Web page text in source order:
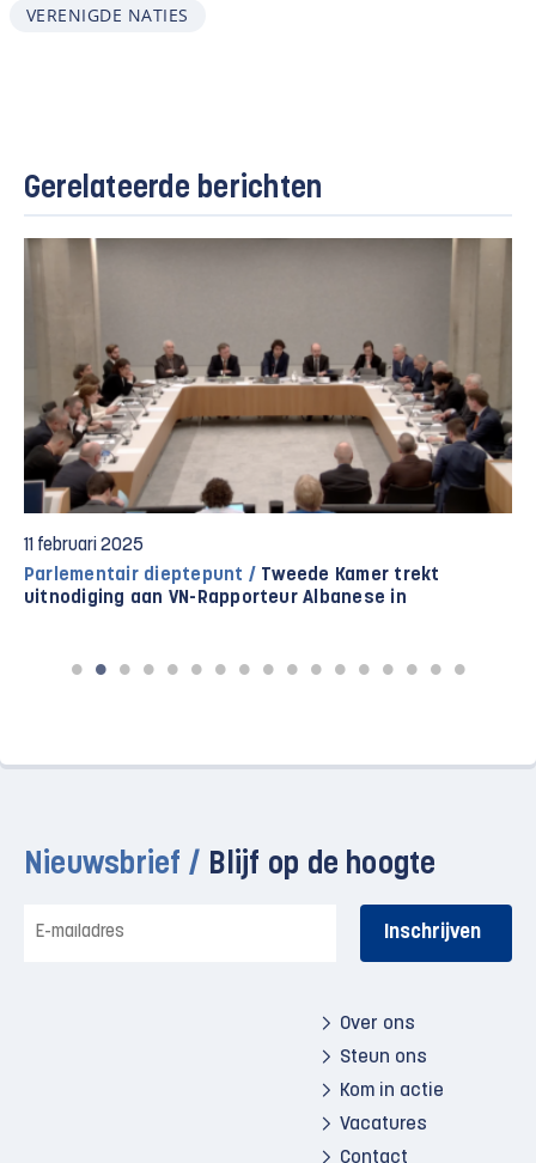
VERENIGDE NATIES
Gerelateerde berichten
11 februari 2025
Parlementair dieptepunt / Tweede Kamer trekt
uitnodiging aan VN-Rapporteur Albanese in
Nieuwsbrief / Blijf op de hoogte
mailadres
Over ons
Steun ons
Kom in actie
Vacatures
Contact